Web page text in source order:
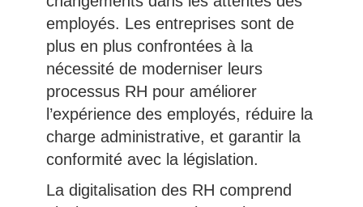
employés. Les entreprises sont de
plus en plus confrontées à la
nécessité de moderniser leurs
processus RH pour améliorer
l’expérience des employés, réduire la
charge administrative, et garantir la
conformité avec la législation.
La digitalisation des RH comprend